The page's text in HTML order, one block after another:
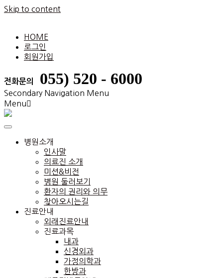
Skip to content
HOME
로그인
회원가입
전화문의 055) 520 - 6000
Secondary Navigation Menu
Menu
병원소개
인사말
의료진 소개
미션&비전
병원 둘러보기
환자의 권리와 의무
찾아오시는길
진료안내
외래진료안내
진료과목
내과
신경외과
가정의학과
한방과